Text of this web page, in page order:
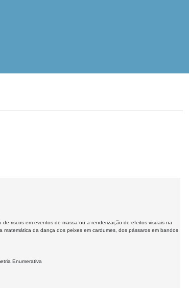
riscos em eventos de massa ou a renderização de efeitos visuais na
da dança dos peixes em cardumes, dos pássaros em bandos
Enumerativa